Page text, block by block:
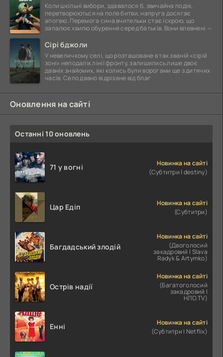
Коли шкільні вибори, здавалося б, звичайна подія,
перетворюються на поле битви, напруга досягає
апогею. Перемога сина вчительки стає іскрою, що
запалює хвилю обурення серед батьків. Вони впевнені —
Сірі бджоли
У невеличкому селі, що розташоване в так званій «сірій
зоні» неподалік лінії фронту, залишились лише двоє
давніх знайомих, які колись були ворогами ще з дитячих
часів. Село давно відрізане від благ
Оновлення на сайті
Останні 10 оновлень
71 у вогні
Новинка на сайті
(Субтитри | destiny)
Цар Едіп
Новинка на сайті
(Субтитри)
Багдадський злодій
Новинка на сайті
(Двоголосий
закадровий | Slava
Radyk & Artymko)
Острів надії
Новинка на сайті
(Багатоголосий
закадровий |
НЛО.TV)
Енні
Новинка на сайті
(Субтитри | Netflix)